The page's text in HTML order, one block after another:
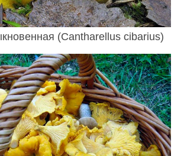
(Cantharellus cibarius)